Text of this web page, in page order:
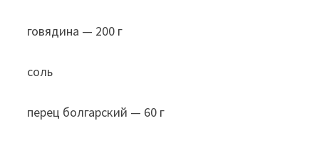
говядина — 200 г
соль
перец болгарский — 60 г